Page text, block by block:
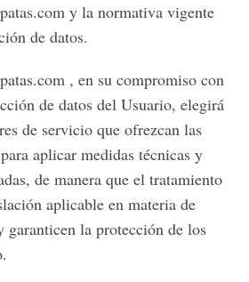
y la normativa vigente
de datos.
, en su compromiso con
de datos del Usuario, elegirá
de servicio que ofrezcan las
aplicar medidas técnicas y
de manera que el tratamiento
aplicable en materia de
garanticen la protección de los